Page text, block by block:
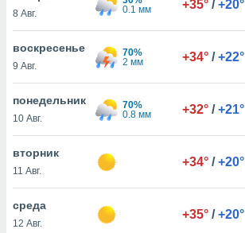
действия
рекламу
нашей
cookie
8 Авг.
0.1 мм
+35° / +20°
воскресенье
9 Авг.
70%
2 мм
+34° / +22°
понедельник
10 Авг.
70%
0.8 мм
+32° / +21°
вторник
11 Авг.
+34° / +20°
среда
12 Авг.
+35° / +20°